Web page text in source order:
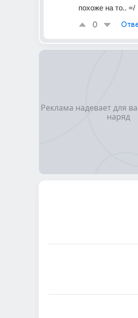
похоже на то.. =/
0